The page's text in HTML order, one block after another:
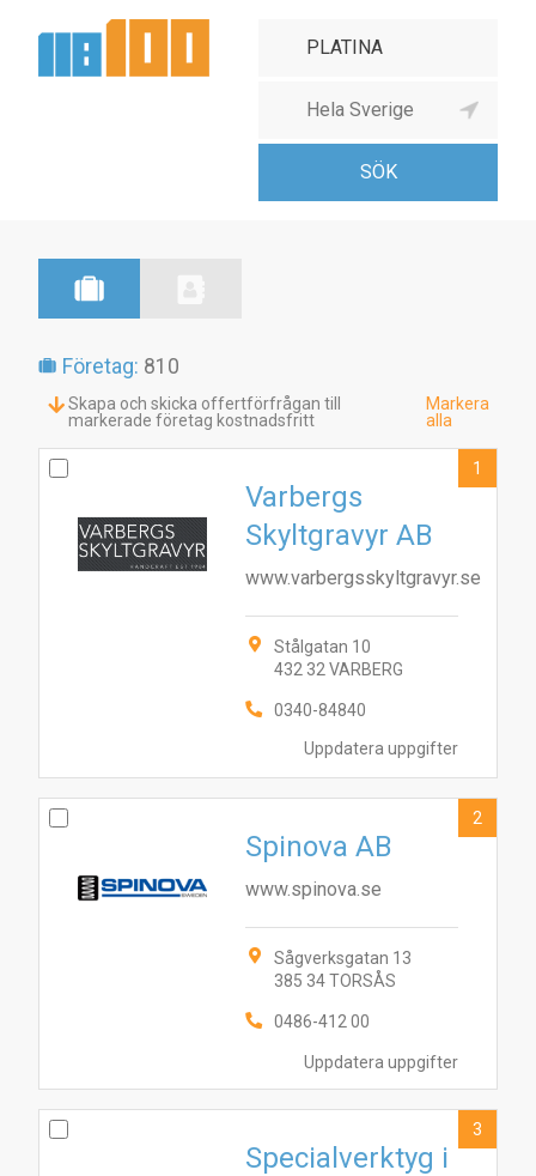
Företag: 810
Skapa och skicka offertförfrågan till
markerade företag kostnadsfritt
Markera
alla
Uppdatera uppgifter
Varbergs
Skyltgravyr AB
www.varbergsskyltgravyr.se
Stålgatan 10
432 32 VARBERG
0340-84840
1
Uppdatera uppgifter
Spinova AB
www.spinova.se
Sågverksgatan 13
385 34 TORSÅS
0486-412 00
2
Specialverktyg i
3